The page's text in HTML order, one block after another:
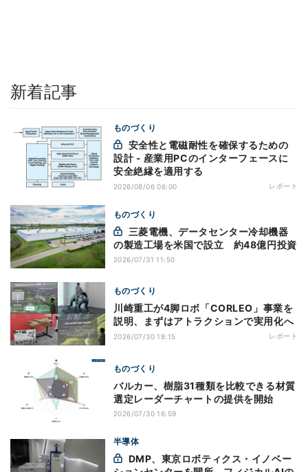
新着記事
ものづくり
設計 - 産業用PCのインターフェースに
安全絶縁を適用する
2026/08/06 06:00 レポート
ものづくり
の製造工場を米国で設立 約48億円投資
2026/07/31 11:50
ものづくり
川崎重工が4脚ロボ「CORLEO」事業を
説明、まずはアトラクションで実用化へ
2026/07/30 18:15 レポート
ものづくり
バルカー、樹脂31種類を比較できる材質
選定レーダーチャートの提供を開始
2026/07/30 16:59
半導体